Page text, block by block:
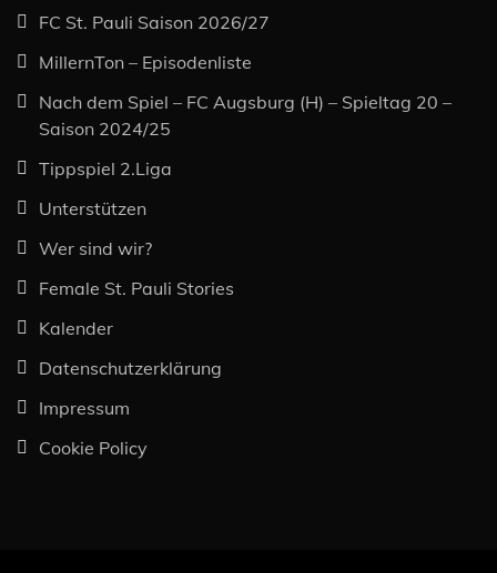
FC St. Pauli Saison 2026/27
MillernTon – Episodenliste
Nach dem Spiel – FC Augsburg (H) – Spieltag 20 –
Saison 2024/25
Tippspiel 2.Liga
Unterstützen
Wer sind wir?
Female St. Pauli Stories
Kalender
Datenschutzerklärung
Impressum
Cookie Policy